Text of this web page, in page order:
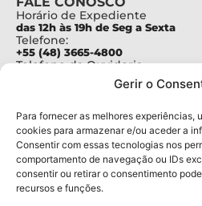
Gerir o
Para fornecer as melhores experiências,
cookies para armazenar e/ou aceder a
Consentir com essas tecnologias nos
comportamento de navegação ou IDs
consentir ou retirar o consentimento
recursos e funções.
Horário de Expediente
das 12h às 19h de Seg a Sexta
Telefone:
+55 (48) 3665-4800
Telefone da Ouvidoria
Para assuntos relacionados à
pesquisa@fapesc.sc.gov.br
Para assuntos relacionados à
inovacao@fapesc.sc.gov.br
Para assuntos relacionados à
bolsas@fapesc.sc.gov.br
Para assuntos relacionados à